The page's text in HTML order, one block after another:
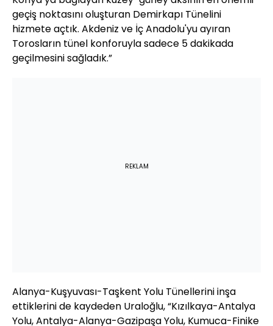
geçiş noktasını oluşturan Demirkapı Tünelini
hizmete açtık. Akdeniz ve İç Anadolu'yu ayıran
Torosların tünel konforuyla sadece 5 dakikada
geçilmesini sağladık.”
REKLAM
Alanya-Kuşyuvası-Taşkent Yolu Tünellerini inşa
ettiklerini de kaydeden Uraloğlu, “Kızılkaya-Antalya
Yolu, Antalya-Alanya-Gazipaşa Yolu, Kumuca-Finike